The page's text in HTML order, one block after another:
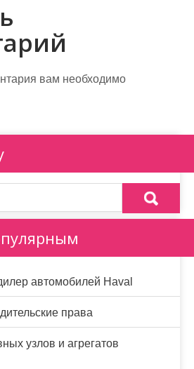
вам необходимо
автомобилей Haval
права
узлов и агрегатов